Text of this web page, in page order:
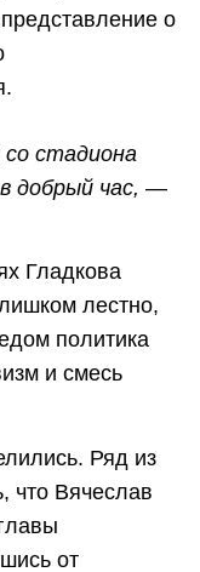
о
стадиона
добрый час, —
Гладкова
лестно,
политика
и смесь
Ряд из
что Вячеслав
от